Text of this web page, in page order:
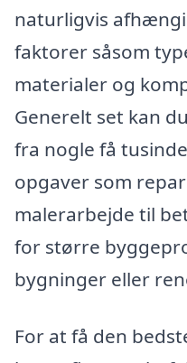
naturligvis
faktorer såsom
materialer og
Generelt set kan
fra nogle få
opgaver som
malerarbejde til
for større
bygninger eller
For at få den